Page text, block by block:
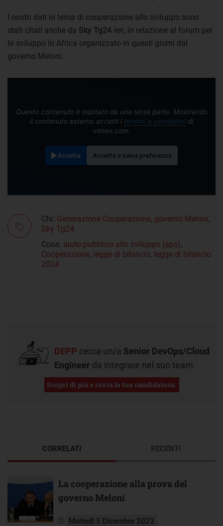
I nostri dati in tema di cooperazione allo sviluppo sono
stati citati anche da Sky Tg24 ieri, in relazione al forum per
lo sviluppo in Africa organizzato in questi giorni dal
governo Meloni.
Questo contenuto è ospitato da una terza parte. Mostrando
il contenuto esterno accetti i termini e condizioni di
vimeo.com.
Accetta Accetta e salva preferenza
Chi: Generazione Cooperazione, governo Meloni,
Sky Tg24
Cosa: aiuto pubblico allo sviluppo (aps),
Cooperazione, legge di bilancio, legge di bilancio
2024
DEPP cerca un/a Senior DevOps/Cloud
Engineer da integrare nel suo team.
Scopri di più e invia la tua candidatura.
CORRELATI
La cooperazione alla prova del
governo Meloni
Martedì 5 Dicembre 2023
RECENTI